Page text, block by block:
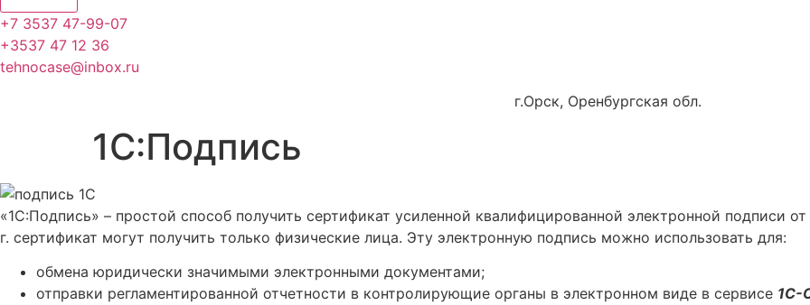
+7 3537 47-99-07
+3537 47 12 36
tehnocase@inbox.ru
г.Орск, Оренбургская обл.
1С:Подпись
«1С:Подпись» – простой способ получить сертификат усиленной квалифицированной электронной подписи
г. сертификат могут получить только физические лица. Эту электронную подпись можно использовать для:
обмена юридически значимыми электронными документами;
отправки регламентированной отчетности в контролирующие органы в электронном виде в сервисе 1С-